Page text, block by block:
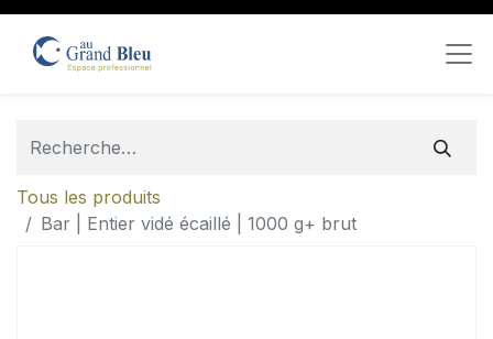
Tous les produits
Bar | Entier vidé écaillé | 1000 g+ brut